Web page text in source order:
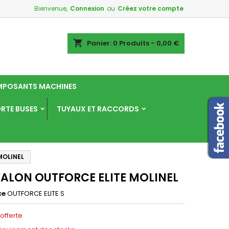
Bienvenue, Connexion ou Créez votre compte
shopping_cart Panier: 0 Produits - 0,00 €
MACHINES
BUSES TUYAUX ET RACCORDS
OUTFORCE ELITE MOLINEL
OUTFORCE ELITE S